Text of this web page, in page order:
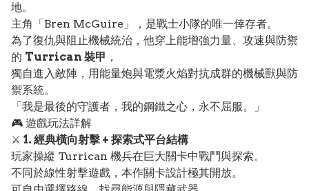
地。
主角「Bren McGuire」，是戰士小隊的唯一倖存者。
為了復仇與阻止機械統治，他穿上能增強力量、攻速與防禦
的 Turrican 裝甲 ，
獨自進入敵陣，用能量炮與電漿火焰對抗成群的機械獸與防
禦系統。
「我是最後的守護者，我的鋼鐵之心，永不屈服。」
🎮 遊戲玩法詳解
⚔️ 1. 經典橫向射擊 + 探索式平台結構
玩家操縱 Turrican 機兵在巨大關卡中戰鬥與探索。
不同於線性射擊遊戲，本作關卡設計極其開放。